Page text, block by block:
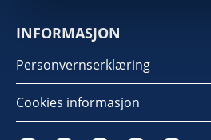
INFORMASJON
Personvernserklæring
Cookies informasjon